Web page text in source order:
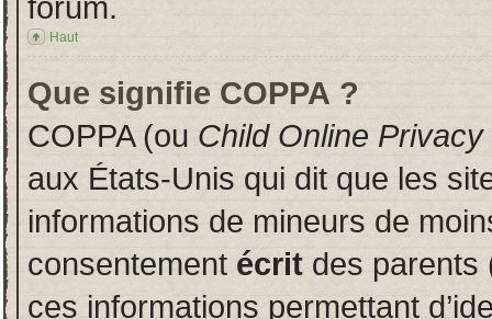
Haut
Que signifie COPPA ?
COPPA (ou Child Online
aux États-Unis qui dit que les
informations de mineurs de
consentement écrit des parents
ces informations permettant